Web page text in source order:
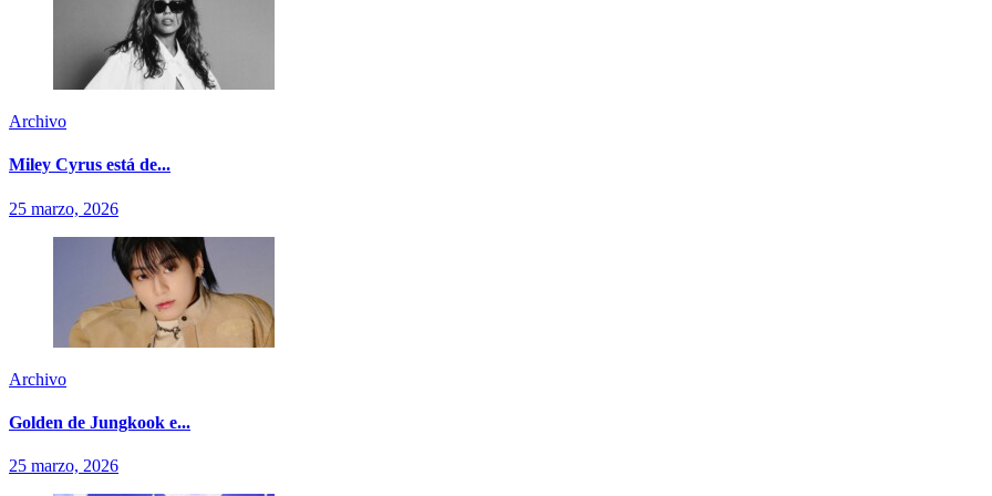
Archivo
Miley Cyrus está de...
25 marzo, 2026
Archivo
Golden de Jungkook e...
25 marzo, 2026